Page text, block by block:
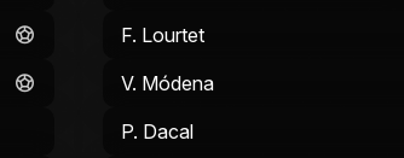
F. Lourtet
V. Módena
P. Dacal